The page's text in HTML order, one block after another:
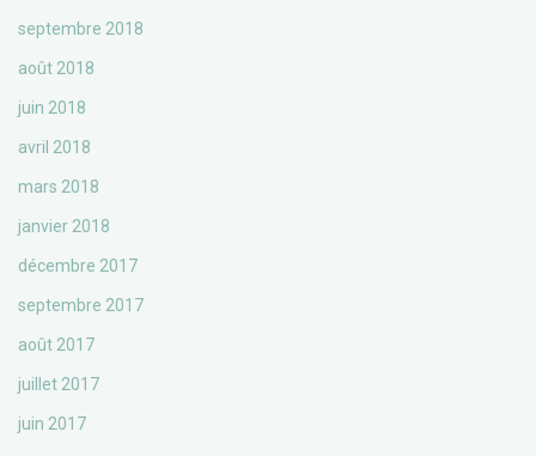
septembre 2018
août 2018
juin 2018
avril 2018
mars 2018
janvier 2018
décembre 2017
septembre 2017
août 2017
juillet 2017
juin 2017